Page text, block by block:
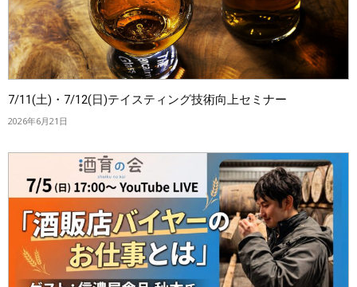
7/11(土)・7/12(日)テイスティング技術向上セミナー
2026年6月21日